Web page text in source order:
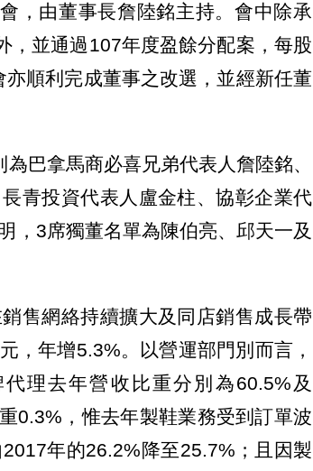
，由董事長詹陸銘主持。會中除承
，並通過107年度盈餘分配案，每股
順利完成董事之改選，並經新任董
巴拿馬商必喜兄弟代表人詹陸銘、
青投資代表人盧金柱、協彰企業代
，3席獨董名單為陳伯亮、邱天一及
售網絡持續擴大及同店銷售成長帶
，年增5.3%。以營運部門別而言，
理去年營收比重分別為60.5%及
0.3%，惟去年製鞋業務受到訂單波
年的26.2%降至25.7%；且因製